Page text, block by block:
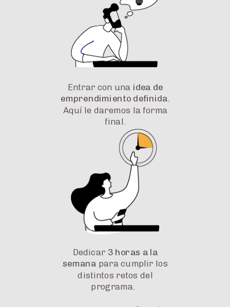
Entrar con una idea de
emprendimiento definida.
Aquí le daremos la forma
final.
Dedicar 3 horas a la
semana para cumplir los
distintos retos del
programa.